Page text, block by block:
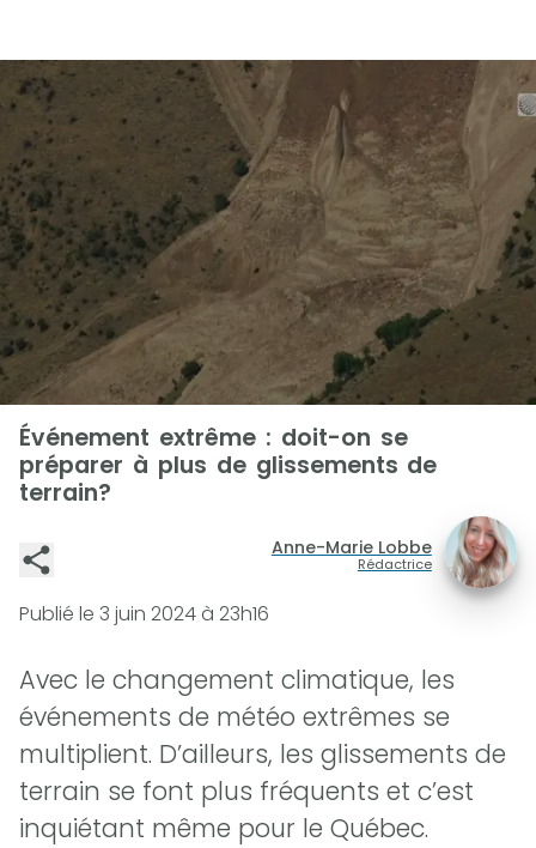
Événement extrême : doit-on se
préparer à plus de glissements de
terrain?
Anne-Marie Lobbe
Rédactrice
Publié le 3 juin 2024 à 23h16
Avec le changement climatique, les
événements de météo extrêmes se
multiplient. D’ailleurs, les glissements de
terrain se font plus fréquents et c’est
inquiétant même pour le Québec.